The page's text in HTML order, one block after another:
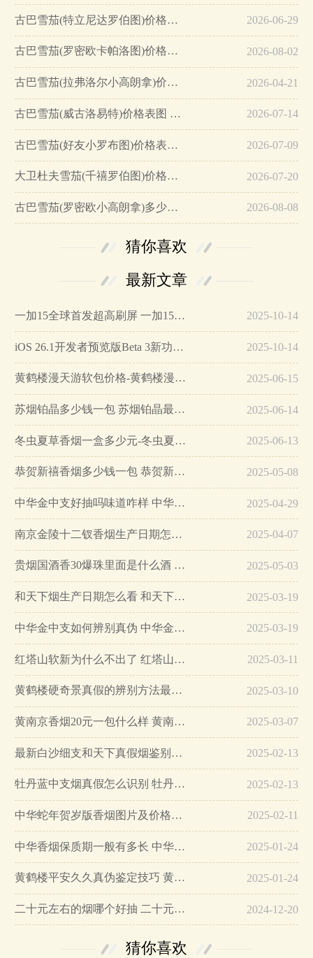
古巴雪茄(特立尼达罗伯图)价格表图 特立尼达罗伯图多少钱… 2026-06-29
古巴雪茄(罗密欧卡帕洛图)价格表图 罗密欧与朱丽叶卡帕洛图限量多少钱… 2026-08-02
古巴雪茄(拉弗洛尔小高朗拿)价格表图 拉弗洛尔小高朗拿多少钱… 2026-04-21
古巴雪茄(威古洛易特)价格表图 威古洛易特雪茄多少钱… 2026-07-14
古巴雪茄(好友小罗布图)价格表图 好友小罗布图雪茄价格多少… 2026-07-09
大卫杜夫雪茄(千禧罗伯图)价格表图 大卫杜夫千禧罗伯图铝管多少钱… 2026-07-20
古巴雪茄(罗密欧小高朗拿)多少钱 罗密欧小高朗拿25支装价格2300元/盒… 2026-08-08
猜你喜欢
最新文章
一加15全球首发超高刷屏 一加15参数详细配置… 2025-10-14
iOS 26.1开发者预览版Beta 3新功能详解… 2025-10-14
黄鹤楼漫天游软包价格-黄鹤楼漫天游软包多少钱一盒… 2025-06-15
苏烟铂晶多少钱一包 苏烟铂晶最新价格… 2025-06-14
冬虫夏草香烟一盒多少元-冬虫夏草香烟一盒多少元2025最新价格… 2025-06-13
恭贺新禧香烟多少钱一包 恭贺新禧香烟价格表和图片… 2025-05-08
中华金中支好抽吗味道咋样 中华金中支口感特点介绍… 2025-04-29
南京金陵十二钗香烟生产日期怎么看 南京金陵十二钗香烟保质期… 2025-04-07
贵烟国酒香30爆珠里面是什么酒 贵烟国酒香30怎么辨别真假… 2025-05-03
和天下烟生产日期怎么看 和天下烟真假辨别方法六个方面… 2025-03-19
中华金中支如何辨别真伪 中华金中支真假烟鉴别方法… 2025-03-19
红塔山软新为什么不出了 红塔山软新烟停售原因详解… 2025-03-11
黄鹤楼硬奇景真假的辨别方法最简单版… 2025-03-10
黄南京香烟20元一包什么样 黄南京香烟真假鉴别… 2025-03-07
最新白沙细支和天下真假烟鉴别指南… 2025-02-13
牡丹蓝中支烟真假怎么识别 牡丹蓝中支烟真假鉴别带图… 2025-02-13
中华蛇年贺岁版香烟图片及价格大全… 2025-02-11
中华香烟保质期一般有多长 中华香烟保质期在哪里看的… 2025-01-24
黄鹤楼平安久久真伪鉴定技巧 黄鹤楼平安久久二维码在哪里… 2025-01-24
二十元左右的烟哪个好抽 二十元左右的香烟排行榜最新款… 2024-12-20
猜你喜欢